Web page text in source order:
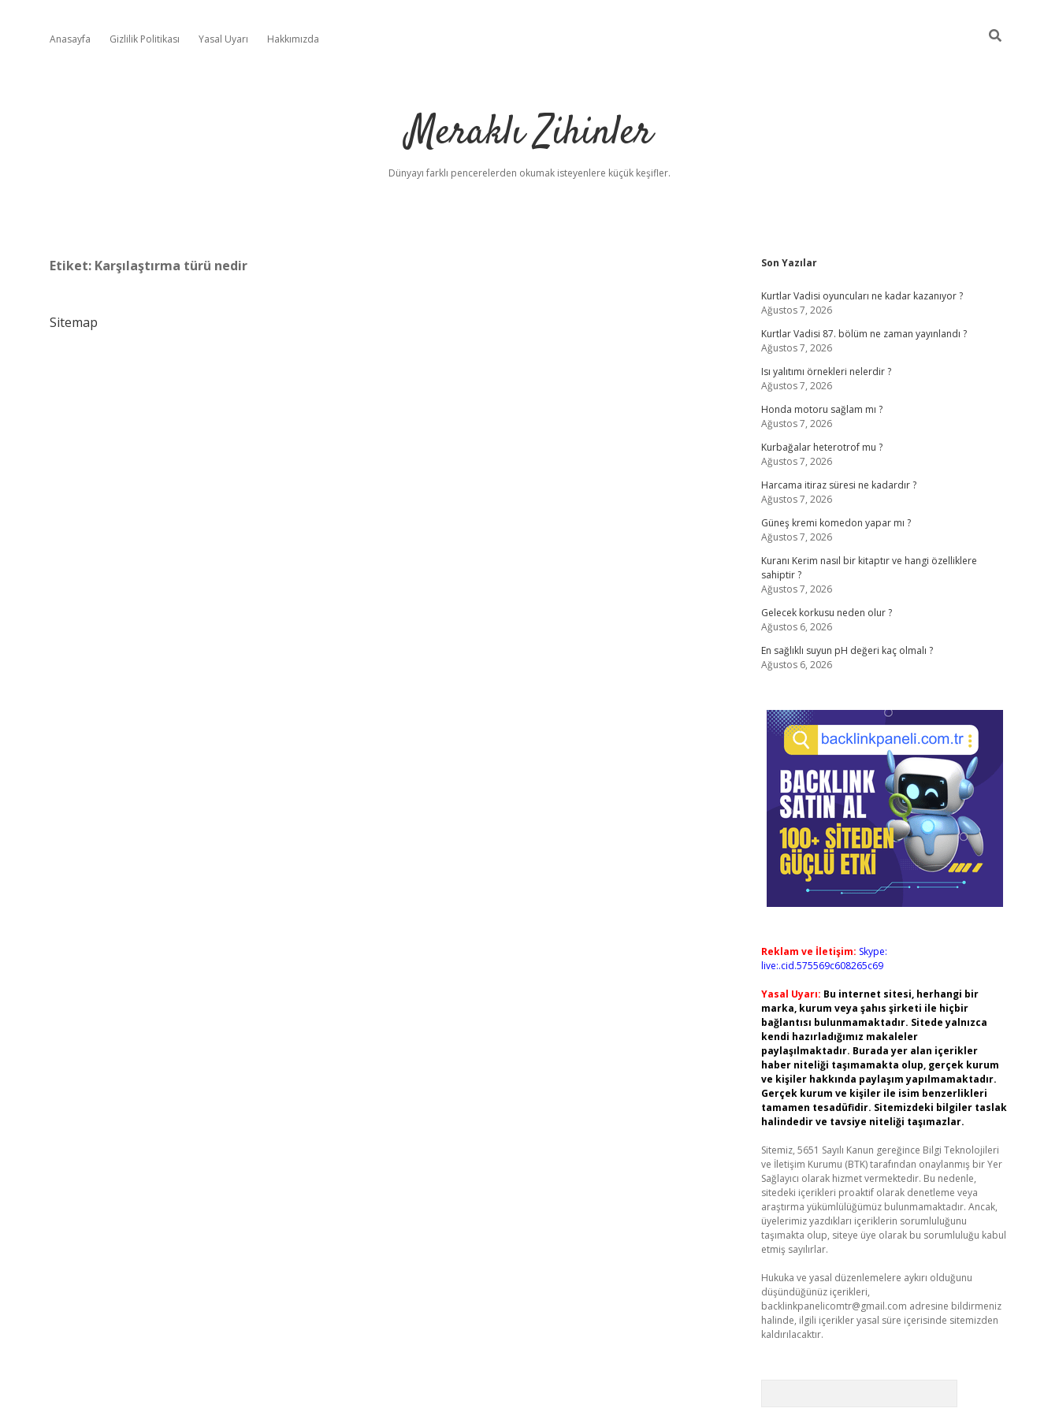
Anasayfa Gizlilik Politikası Yasal Uyarı Hakkımızda
Meraklı Zihinler
Dünyayı farklı pencerelerden okumak isteyenlere küçük keşifler.
Etiket: Karşılaştırma türü nedir
Sitemap
Sidebar
Son Yazılar
Kurtlar Vadisi oyuncuları ne kadar kazanıyor ?
Ağustos 7, 2026
Kurtlar Vadisi 87. bölüm ne zaman yayınlandı ?
Ağustos 7, 2026
Isı yalıtımı örnekleri nelerdir ?
Ağustos 7, 2026
Honda motoru sağlam mı ?
Ağustos 7, 2026
Kurbağalar heterotrof mu ?
Ağustos 7, 2026
Harcama itiraz süresi ne kadardır ?
Ağustos 7, 2026
Güneş kremi komedon yapar mı ?
Ağustos 7, 2026
Kuranı Kerim nasıl bir kitaptır ve hangi özelliklere
sahiptir ?
Ağustos 7, 2026
Gelecek korkusu neden olur ?
Ağustos 6, 2026
En sağlıklı suyun pH değeri kaç olmalı ?
Ağustos 6, 2026
Reklam ve İletişim: Skype:
live:.cid.575569c608265c69
Yasal Uyarı: Bu internet sitesi, herhangi bir
marka, kurum veya şahıs şirketi ile hiçbir
bağlantısı bulunmamaktadır. Sitede yalnızca
kendi hazırladığımız makaleler
paylaşılmaktadır. Burada yer alan içerikler
haber niteliği taşımamakta olup, gerçek kurum
ve kişiler hakkında paylaşım yapılmamaktadır.
Gerçek kurum ve kişiler ile isim benzerlikleri
tamamen tesadüfidir. Sitemizdeki bilgiler taslak
halindedir ve tavsiye niteliği taşımazlar.
Sitemiz, 5651 Sayılı Kanun gereğince Bilgi Teknolojileri
ve İletişim Kurumu (BTK) tarafından onaylanmış bir Yer
Sağlayıcı olarak hizmet vermektedir. Bu nedenle,
sitedeki içerikleri proaktif olarak denetleme veya
araştırma yükümlülüğümüz bulunmamaktadır. Ancak,
üyelerimiz yazdıkları içeriklerin sorumluluğunu
taşımakta olup, siteye üye olarak bu sorumluluğu kabul
etmiş sayılırlar.
Hukuka ve yasal düzenlemelere aykırı olduğunu
düşündüğünüz içerikleri,
backlinkpanelicomtr@gmail.com adresine bildirmeniz
halinde, ilgili içerikler yasal süre içerisinde sitemizden
kaldırılacaktır.